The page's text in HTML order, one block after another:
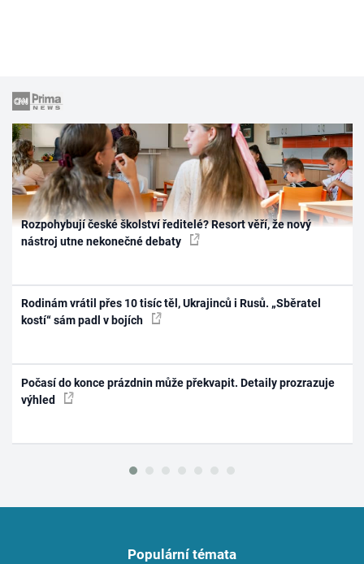
Rozpohybují české školství ředitelé? Resort věří, že nový
nástroj utne nekonečné debaty
Rodinám vrátil přes 10 tisíc těl, Ukrajinců i Rusů. „Sběratel
kostí“ sám padl v bojích
Počasí do konce prázdnin může překvapit. Detaily prozrazuje
výhled
Populární témata